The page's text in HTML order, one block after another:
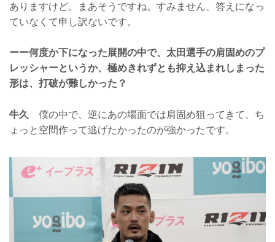
ありますけど。まあそうですね。すみません、答えになっ
ていなくて申し訳ないです。
ーー何度か下になった展開の中で、太田選手の肩固めのプ
レッシャーというか、極めきれずとも抑え込まれしまった
形は、打破が難しかった？
牛久
僕の中で、逆にあの場面では肩固め狙ってきて、ち
ょっと空間作って逃げたかったのが強かったです。